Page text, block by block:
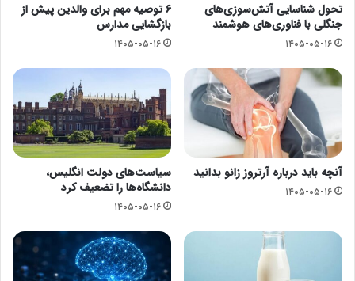
تحول شناسایی آتش‌سوزی‌های
جنگلی با فناوری‌های هوشمند
۱۴۰۵-۰۵-۱۶
۶ توصیه مهم برای والدین پیش از
بازگشایی مدارس
۱۴۰۵-۰۵-۱۶
آنچه باید درباره آرتروز زانو بدانید
۱۴۰۵-۰۵-۱۶
سیاست‌های دولت انگلیس،
دانشگاه‌ها را تضعیف کرد
۱۴۰۵-۰۵-۱۶